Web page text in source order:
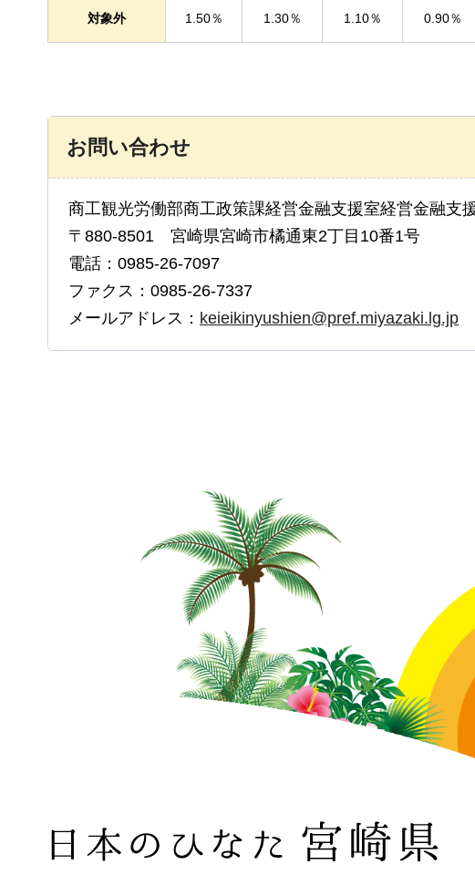
対象外 1.50％ 1.30％ 1.10％ 0.90％
お問い合わせ
商工観光労働部商工政策課経営金融支援室経営金融支
〒880-8501 宮崎県宮崎市橘通東2丁目10番1号
電話：0985-26-7097
ファクス：0985-26-7337
メールアドレス： keieikinyushien@pref.miyazaki.lg.jp
日本のひなた 宮崎県 MIYAZAKI PREFECTURE